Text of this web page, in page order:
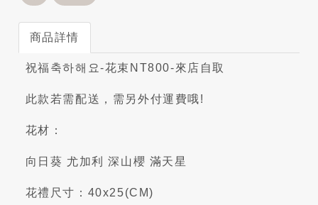
商品詳情
祝福축하해요-花束NT800-來店自取
此款若需配送，需另外付運費哦!
花材：
向日葵 尤加利 深山櫻 滿天星
花禮尺寸：40x25(CM)